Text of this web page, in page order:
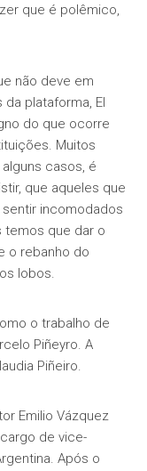
que é polêmico,
não deve em
plataforma, El
do que ocorre
Muitos
casos, é
que aqueles que
incomodados
temos que dar o
o rebanho do
lobos.
o trabalho de
Piñeyro. A
Piñeiro.
Emilio Vázquez
de vice-
Após o